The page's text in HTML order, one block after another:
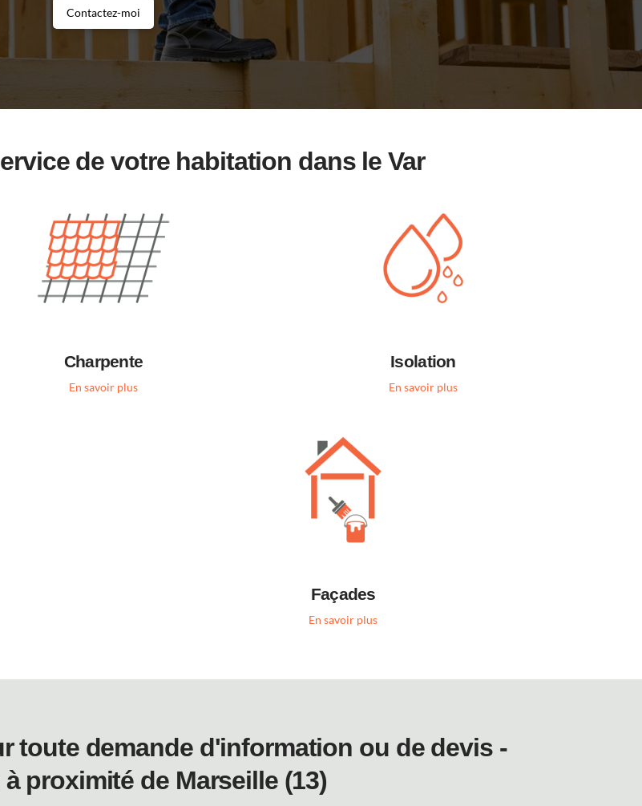
Contactez-moi
de votre habitation dans le Var
Charpente
En savoir plus
Isolation
En savoir plus
Façades
En savoir plus
toute demande d'information ou de devis -
proximité de Marseille (13)